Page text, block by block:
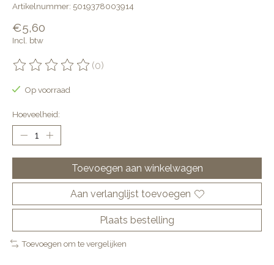
Artikelnummer: 5019378003914
€5,60
Incl. btw
De beoordeling van dit product is
(0)
Op voorraad
Hoeveelheid:
Toevoegen aan winkelwagen
Aan verlanglijst toevoegen
Plaats bestelling
Toevoegen om te vergelijken